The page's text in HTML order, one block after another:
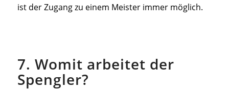
ist der Zugang zu einem Meister immer möglich.
7. Womit arbeitet der
Spengler?